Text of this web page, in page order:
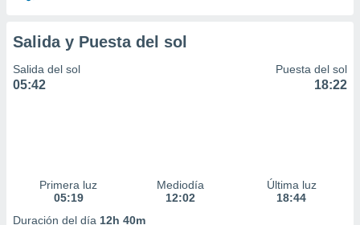
Salida y Puesta del sol
Salida del sol
05:42
Puesta del sol
18:22
Primera luz
05:19
Mediodía
12:02
Última luz
18:44
Duración del día 12h 40m